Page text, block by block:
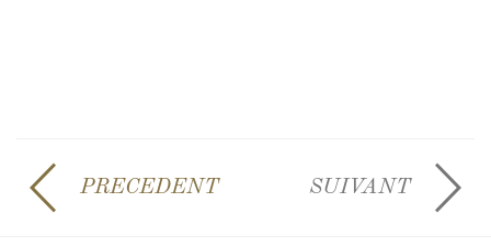
PRECEDENT SUIVANT